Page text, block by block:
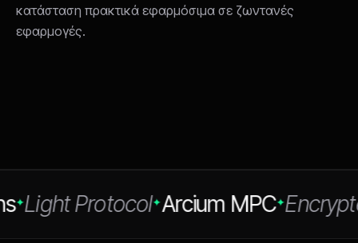
κατάσταση πρακτικά εφαρμόσιμα σε ζωντανές
εφαρμογές.
Protocol✦Arcium MPC✦ Encrypted